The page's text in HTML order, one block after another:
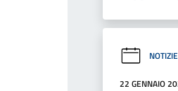
NOTIZIE
22 GENNAIO